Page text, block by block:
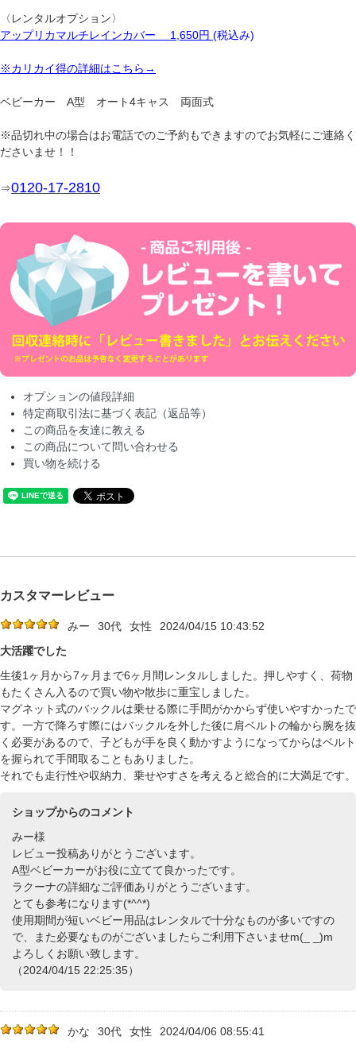
〈レンタルオプション〉
アップリカマルチレインカバー 1,650円 (税込み)
※カリカイ得の詳細はこちら→
ベビーカー A型 オート4キャス 両面式
※品切れ中の場合はお電話でのご予約もできますのでお気軽にご連絡く
ださいませ！！
⇒0120-17-2810
オプションの値段詳細
特定商取引法に基づく表記（返品等）
この商品を友達に教える
この商品について問い合わせる
買い物を続ける
カスタマーレビュー
みー 30代 女性
2024/04/15 10:43:52
大活躍でした
生後1ヶ月から7ヶ月まで6ヶ月間レンタルしました。押しやすく、荷物
もたくさん入るので買い物や散歩に重宝しました。
マグネット式のバックルは乗せる際に手間がかからず使いやすかったで
す。一方で降ろす際にはバックルを外した後に肩ベルトの輪から腕を抜
く必要があるので、子どもが手を良く動かすようになってからはベルト
を握られて手間取ることもありました。
それでも走行性や収納力、乗せやすさを考えると総合的に大満足です。
ショップからのコメント
みー様
レビュー投稿ありがとうございます。
A型ベビーカーがお役に立てて良かったです。
ラクーナの詳細なご評価ありがとうございます。
とても参考になります(*^^*)
使用期間が短いベビー用品はレンタルで十分なものが多いですの
で、また必要なものがございましたらご利用下さいませm(_ _)m
よろしくお願い致します。
（2024/04/15 22:25:35）
かな 30代 女性
2024/04/06 08:55:41